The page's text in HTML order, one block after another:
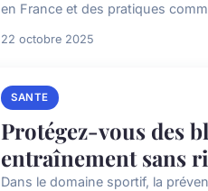
en France et des pratiques
22 octobre 2025
SANTE
Protégez-vous des
entraînement sans
Dans le domaine sportif, la